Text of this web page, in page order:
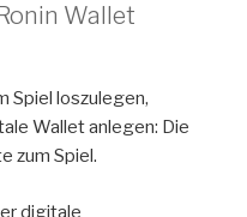
Wallet
Spiel loszulegen,
Wallet anlegen: Die
zum Spiel.
digitale